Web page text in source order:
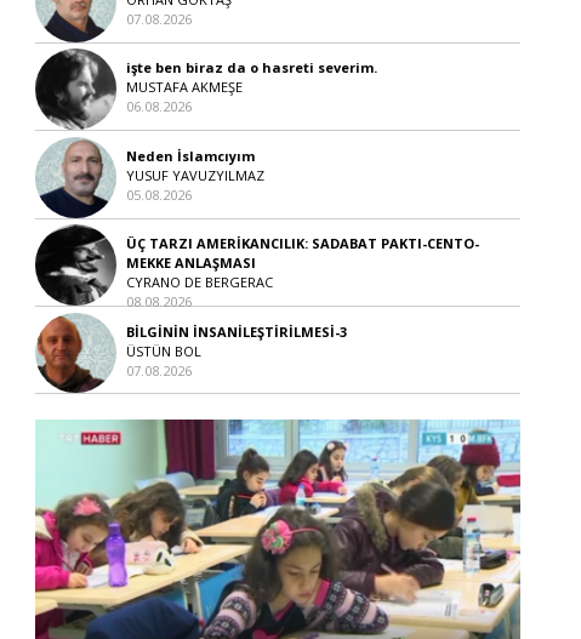
07.08.2026
işte ben biraz da o hasreti severim.
MUSTAFA AKMEŞE
06.08.2026
Neden İslamcıyım
YUSUF YAVUZYILMAZ
05.08.2026
ÜÇ TARZI AMERİKANCILIK: SADABAT PAKTI-CENTO-
MEKKE ANLAŞMASI
CYRANO DE BERGERAC
08.08.2026
BİLGİNİN İNSANİLEŞTİRİLMESİ-3
ÜSTÜN BOL
07.08.2026